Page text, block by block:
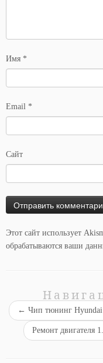
Имя *
Email *
Сайт
Этот сайт использует
обрабатываются ваши
← Чип тюнинг Hyundai
Ремонт двигателя